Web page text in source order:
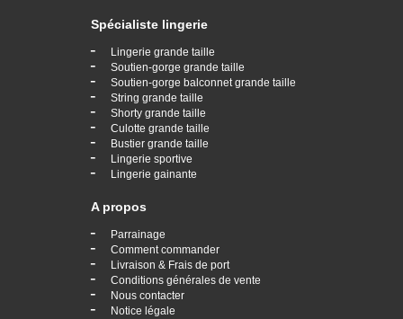
Spécialiste lingerie
- Lingerie grande taille
- Soutien-gorge grande taille
- Soutien-gorge balconnet grande taille
- String grande taille
- Shorty grande taille
- Culotte grande taille
- Bustier grande taille
- Lingerie sportive
- Lingerie gainante
A propos
- Parrainage
- Comment commander
- Livraison & Frais de port
- Conditions générales de vente
- Nous contacter
- Notice légale